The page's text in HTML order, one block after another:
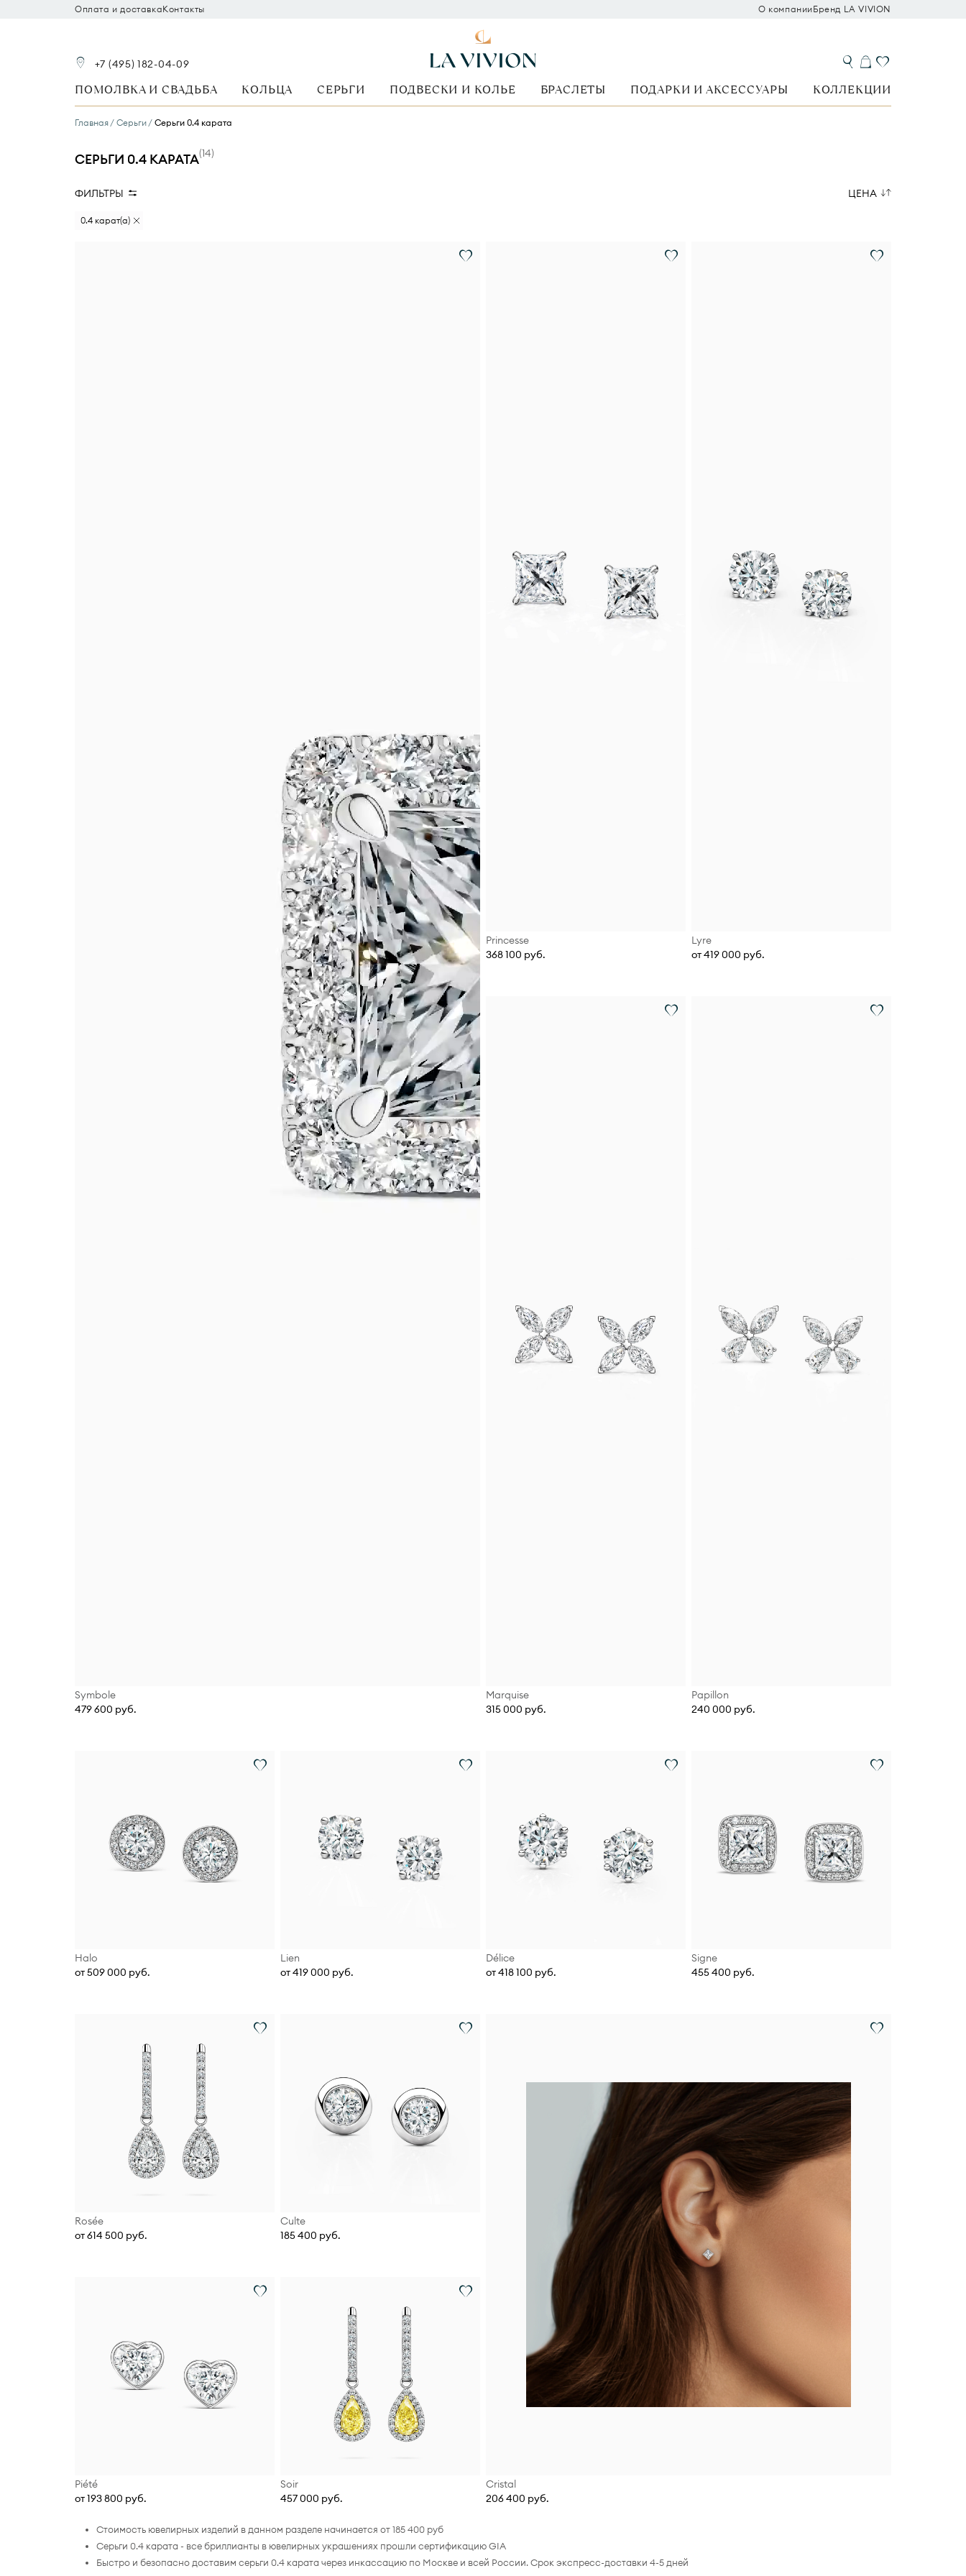
Оплата и доставкаКонтакты О компанииБренд LA VIVION
+7 (495) 182-04-09
ПОМОЛВКА И СВАДЬБА КОЛЬЦА СЕРЬГИ ПОДВЕСКИ И КОЛЬЕ БРАСЛЕТЫ ПОДАРКИ И АКСЕССУАРЫ КОЛЛЕКЦИИ
Главная Серьги Серьги 0.4 карата
СЕРЬГИ 0.4 КАРАТА(14)
ФИЛЬТРЫ
0.4 карат(а)
ЦЕНА
Symbole
479 600 руб.
Princesse
368 100 руб.
Lyre
от 419 000 руб.
Marquise
315 000 руб.
Papillon
240 000 руб.
Halo
от 509 000 руб.
Lien
от 419 000 руб.
Délice
от 418 100 руб.
Signe
455 400 руб.
Rosée
от 614 500 руб.
Culte
185 400 руб.
Cristal
206 400 руб.
Piété
от 193 800 руб.
Soir
457 000 руб.
Стоимость ювелирных изделий в данном разделе начинается от 185 400 руб
Серьги 0.4 карата - все бриллианты в ювелирных украшениях прошли сертификацию GIA
Быстро и безопасно доставим серьги 0.4 карата через инкассацию по Москве и всей России. Срок экспресс-доставки 4-5 дней